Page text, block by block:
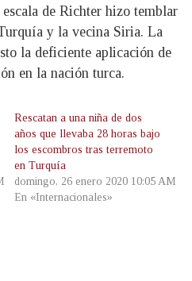
de Richter hizo temblar
y la vecina Siria. La
la deficiente aplicación de
en la nación turca.
Rescatan a una niña de dos
años que llevaba 28 horas bajo
los escombros tras terremoto
en Turquía
domingo, 26 enero 2020 10:05 AM
En «Internacionales»